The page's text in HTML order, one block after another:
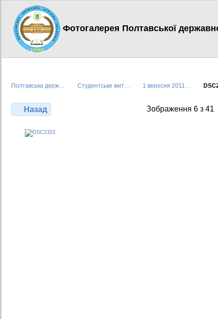
Фотогалерея Полтавської
Полтавська держ… Студентське жит… 1 вересня 2011…
Назад Зображення 6 з 41